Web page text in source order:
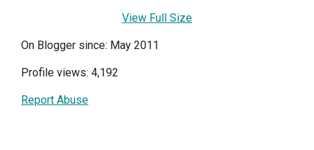
View Full Size
On Blogger since: May 2011
Profile views: 4,192
Report Abuse